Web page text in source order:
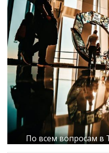
По всем вопросам в